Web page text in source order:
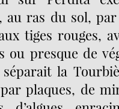
au ras du sol,
tiges rouges,
ou presque de
la
plaques, de